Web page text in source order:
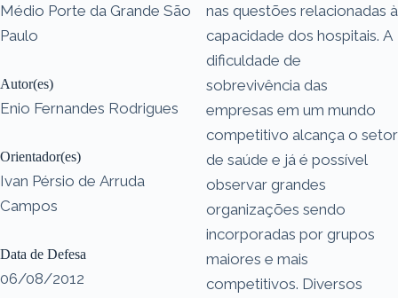
Médio Porte da Grande São
Paulo
Autor(es)
Enio Fernandes Rodrigues
Orientador(es)
Ivan Pérsio de Arruda
Campos
Data de Defesa
06/08/2012
nas questões relacionadas à
capacidade dos hospitais. A
dificuldade de
sobrevivência das
empresas em um mundo
competitivo alcança o setor
de saúde e já é possível
observar grandes
organizações sendo
incorporadas por grupos
maiores e mais
competitivos. Diversos